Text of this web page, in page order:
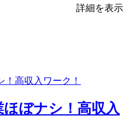
詳細を表示
ほぼナシ！高収入